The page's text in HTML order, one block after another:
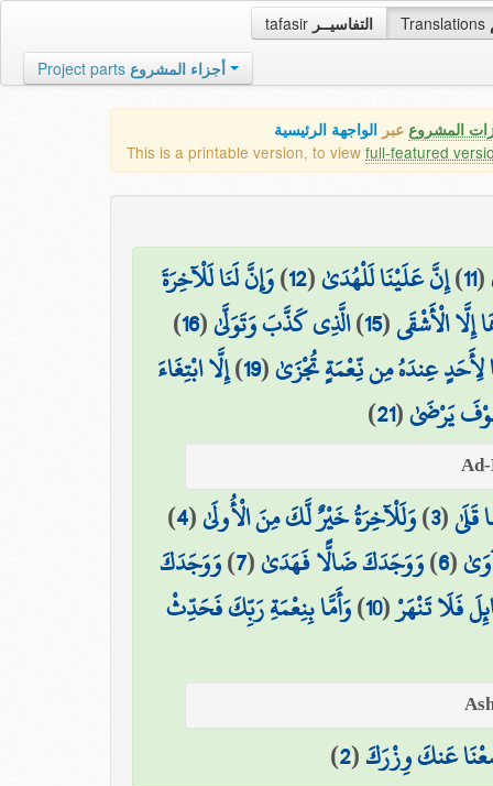
tafasir التفاسيــر Translations
Project parts أجزاء المشروع
المشروع عبر الواجهة الرئيسية
This is a printable version, to view full-featured
(
11
)إِنَّ عَلَيْنَا لَلْهُدَىٰ(
12
)وَإِنَّ لَنَا لَلْآخِرَةَ
إِلَّا الْأَشْقَى(
15
)الَّذِي كَذَّبَ وَتَوَلَّىٰ(
16
)
لِأَحَدٍ عِندَهُ مِن نِّعْمَةٍ تُجْزَىٰ(
19
)إِلَّا ابْتِغَاءَ
يَرْضَىٰ(
21
)
(
3
)وَلَلْآخِرَةُ خَيْرٌ لَّكَ مِنَ الْأُولَىٰ(
4
)
(
6
)وَوَجَدَكَ ضَالًّا فَهَدَىٰ(
7
)وَوَجَدَكَ
فَلَا تَنْهَرْ(
10
)وَأَمَّا بِنِعْمَةِ رَبِّكَ فَحَدِّثْ
عَنكَ وِزْرَكَ(
2
)